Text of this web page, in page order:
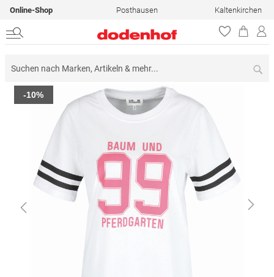
Online-Shop Posthausen Kaltenkirchen
Zum
Ende
Bildergalerie
-10%